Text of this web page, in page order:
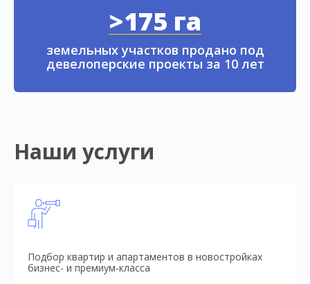
>175 га
земельных участков продано под
девелоперские проекты за 10 лет
Наши услуги
Подбор квартир и апартаментов в новостройках
бизнес- и премиум-класса